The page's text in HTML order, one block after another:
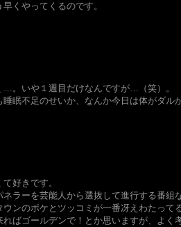
くやってくるのです。
。いや１週目だけなんですが…（笑）。
眠不足のせいか、なんか今日は体がダル
好きです。
ラーを芸能人から選抜して進行する番組
ンのボケとツッコミが一番冴えわたって
ばゴールデンで！とか思いますが、よ